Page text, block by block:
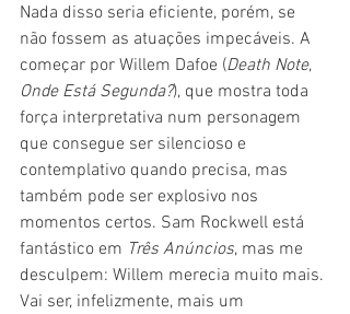
Nada disso seria eficiente, porém, se
não fossem as atuações impecáveis. A
começar por Willem Dafoe (Death Note,
Onde Está Segunda?), que mostra toda
força interpretativa num personagem
que consegue ser silencioso e
contemplativo quando precisa, mas
também pode ser explosivo nos
momentos certos. Sam Rockwell está
fantástico em Três Anúncios, mas me
desculpem: Willem merecia muito mais.
Vai ser, infelizmente, mais um